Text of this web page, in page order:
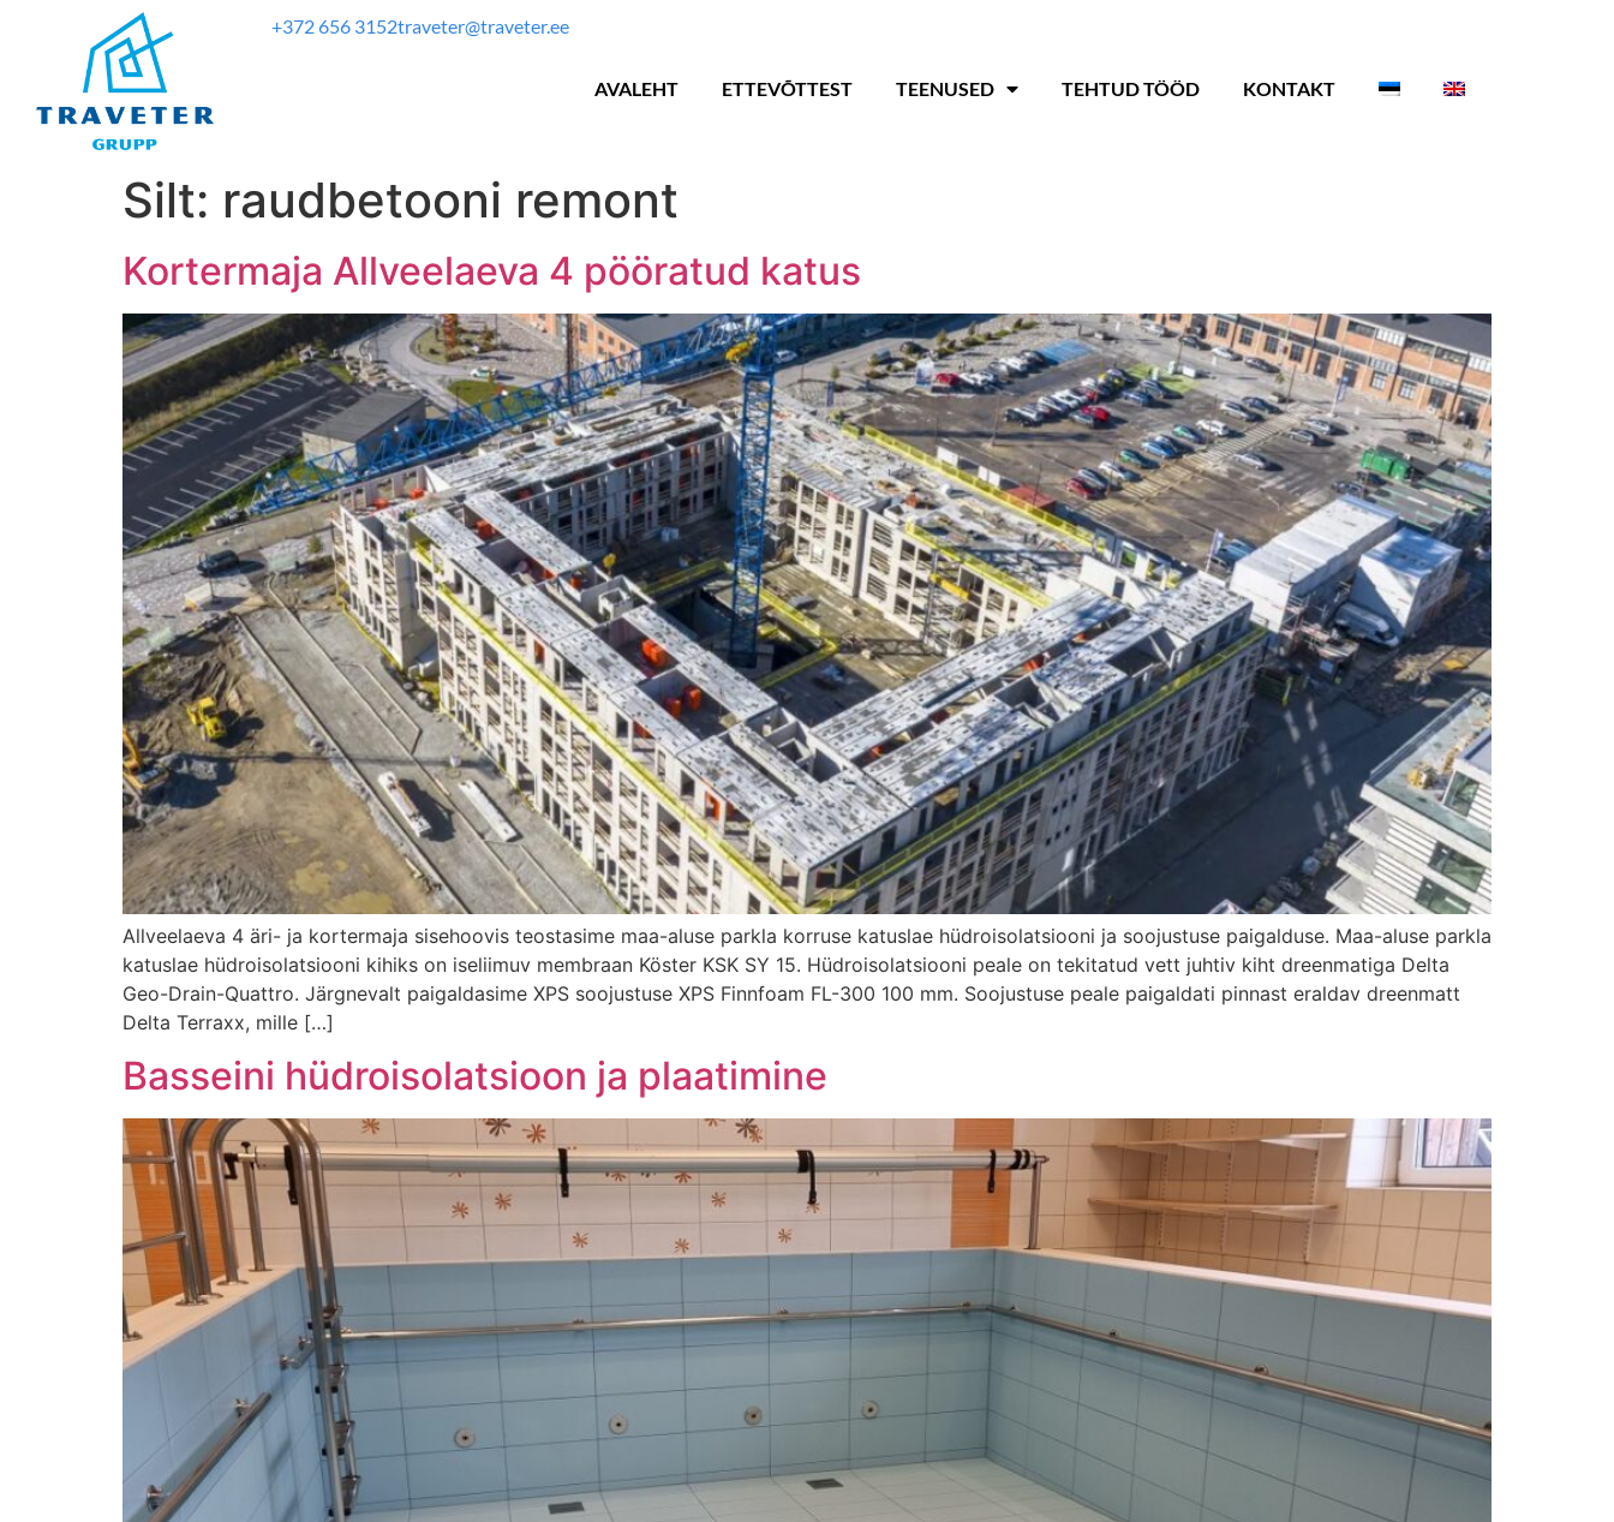
+372 656 3152traveter@traveter.ee
AVALEHT ETTEVÕTTEST TEENUSED TEHTUD TÖÖD KONTAKT
Silt: raudbetooni remont
Kortermaja Allveelaeva 4 pööratud katus
Allveelaeva 4 äri- ja kortermaja sisehoovis teostasime maa-aluse parkla korruse katuslae hüdroisolatsiooni ja soojustuse paigalduse. Maa-aluse parkla
katuslae hüdroisolatsiooni kihiks on iseliimuv membraan Köster KSK SY 15. Hüdroisolatsiooni peale on tekitatud vett juhtiv kiht dreenmatiga Delta
Geo-Drain-Quattro. Järgnevalt paigaldasime XPS soojustuse XPS Finnfoam FL-300 100 mm. Soojustuse peale paigaldati pinnast eraldav dreenmatt
Delta Terraxx, mille […]
Basseini hüdroisolatsioon ja plaatimine